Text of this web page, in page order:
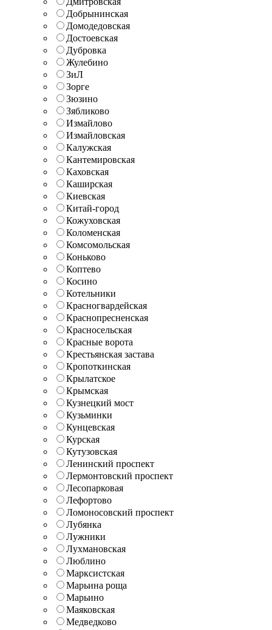
Добрынинская
Домодедовская
Достоевская
Дубровка
Жулебино
ЗиЛ
Зорге
Зюзино
Зябликово
Измайлово
Измайловская
Калужская
Кантемировская
Каховская
Каширская
Киевская
Китай-город
Кожуховская
Коломенская
Комсомольская
Коньково
Коптево
Косино
Котельники
Красногвардейская
Краснопресненская
Красносельская
Красные ворота
Крестьянская застава
Кропоткинская
Крылатское
Крымская
Кузнецкий мост
Кузьминки
Кунцевская
Курская
Кутузовская
Ленинский проспект
Лермонтовский проспект
Лесопарковая
Лефортово
Ломоносовский проспект
Лубянка
Лужники
Лухмановская
Люблино
Марксистская
Марьина роща
Марьино
Маяковская
Медведково